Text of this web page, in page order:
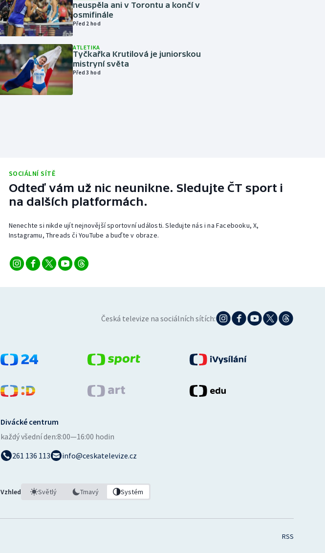
neuspěla ani v Torontu a končí v
osmifinále
Před 2 hod
ATLETIKA
Tyčkařka Krutilová je juniorskou
mistryní světa
Před 3 hod
SOCIÁLNÍ SÍTĚ
Odteď vám už nic neunikne. Sledujte ČT sport i
na dalších platformách.
Nenechte si nikde ujít nejnovější sportovní události. Sledujte nás i na Facebooku, X,
Instagramu, Threads či YouTube a buďte v obraze.
Česká televize na sociálních sítích:
Divácké centrum
každý všední den:8:00—16:00 hodin
261 136 113
info@ceskatelevize.cz
Vzhled Světlý Tmavý Systém
RSS